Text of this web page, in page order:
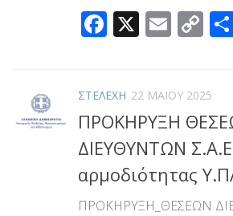
Facebook
X Email
ΣΤΕΛΕΧΗ 22 ΜΑΪ́ΟΥ 2025
ΠΡΟΚΗΡΥΞΗ
ΔΙΕΥΘΥΝΤΩΝ
αρμοδιότητας
ΠΡΟΚΗΡΥΞΗ_ΘΕΣΕΩΝ